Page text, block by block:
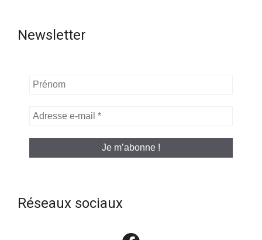
Newsletter
Prénom
Adresse
mail
Réseaux sociaux